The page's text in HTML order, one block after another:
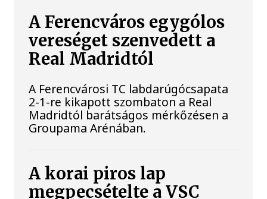
A Ferencváros egygólos
vereséget szenvedett a
Real Madridtól
A Ferencvárosi TC labdarúgócsapata
2-1-re kikapott szombaton a Real
Madridtól barátságos mérkőzésen a
Groupama Arénában.
A korai piros lap
megpecsételte a VSC